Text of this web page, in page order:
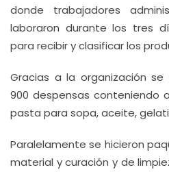
donde trabajadores
laboraron durante los tres
para recibir y clasificar los
Gracias a la organización
900 despensas conteniendo
pasta para sopa, aceite,
Paralelamente se hicieron
material y curación y de